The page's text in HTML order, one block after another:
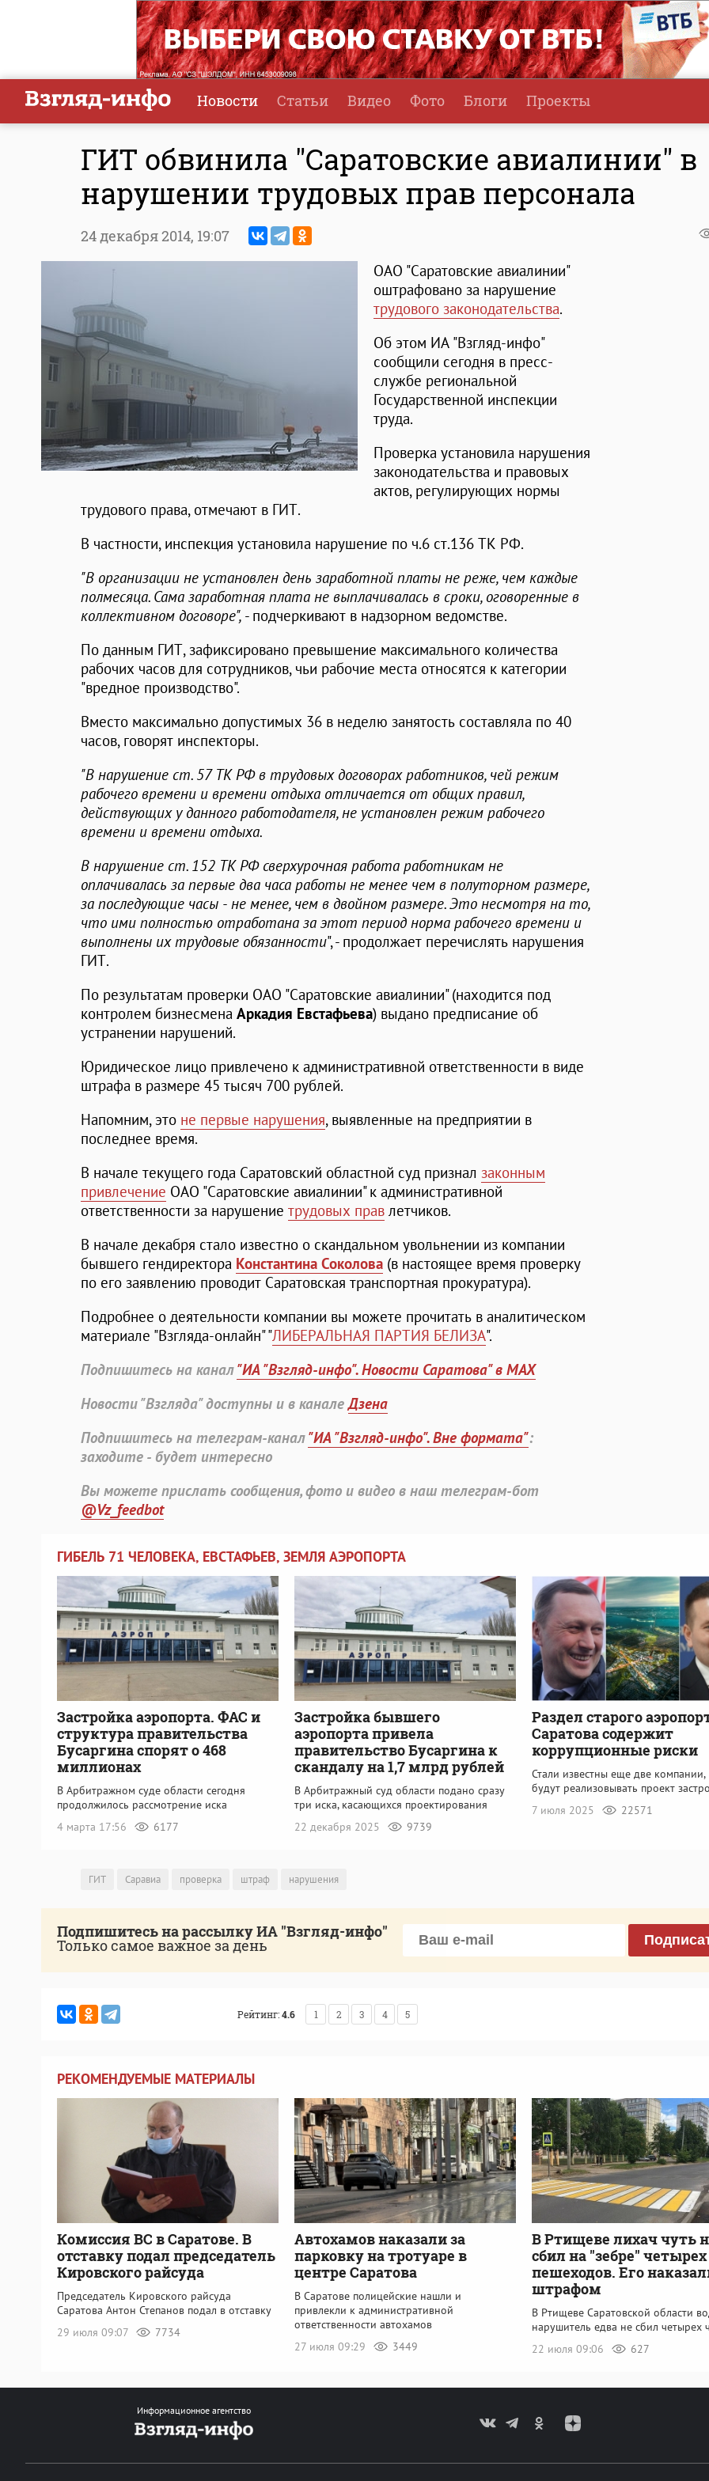
Новости Статьи Видео Фото Блоги Проекты
ГИТ обвинила "Саратовские авиалинии" в
нарушении трудовых прав персонала
24 декабря 2014, 19:07
ОАО "Саратовские авиалинии"
оштрафовано за нарушение
трудового законодательства.
Об этом ИА "Взгляд-инфо"
сообщили сегодня в пресс-
службе региональной
Государственной инспекции
труда.
Проверка установила нарушения
законодательства и правовых
актов, регулирующих нормы
трудового права, отмечают в ГИТ.
В частности, инспекция установила нарушение по ч.6 ст.136 ТК РФ.
"В организации не установлен день заработной платы не реже, чем каждые
полмесяца. Сама заработная плата не выплачивалась в сроки, оговоренные в
коллективном договоре", - подчеркивают в надзорном ведомстве.
По данным ГИТ, зафиксировано превышение максимального количества
рабочих часов для сотрудников, чьи рабочие места относятся к категории
"вредное производство".
Вместо максимально допустимых 36 в неделю занятость составляла по 40
часов, говорят инспекторы.
"В нарушение ст. 57 ТК РФ в трудовых договорах работников, чей режим
рабочего времени и времени отдыха отличается от общих правил,
действующих у данного работодателя, не установлен режим рабочего
времени и времени отдыха.
В нарушение ст. 152 ТК РФ сверхурочная работа работникам не
оплачивалась за первые два часа работы не менее чем в полуторном размере,
за последующие часы - не менее, чем в двойном размере. Это несмотря на то,
что ими полностью отработана за этот период норма рабочего времени и
выполнены их трудовые обязанности", - продолжает перечислять нарушения
ГИТ.
По результатам проверки ОАО "Саратовские авиалинии" (находится под
контролем бизнесмена Аркадия Евстафьева) выдано предписание об
устранении нарушений.
Юридическое лицо привлечено к административной ответственности в виде
штрафа в размере 45 тысяч 700 рублей.
Напомним, это не первые нарушения, выявленные на предприятии в
последнее время.
В начале текущего года Саратовский областной суд признал законным
привлечение ОАО "Саратовские авиалинии" к административной
ответственности за нарушение трудовых прав летчиков.
В начале декабря стало известно о скандальном увольнении из компании
бывшего гендиректора Константина Соколова (в настоящее время проверку
по его заявлению проводит Саратовская транспортная прокуратура).
Подробнее о деятельности компании вы можете прочитать в аналитическом
материале "Взгляда-онлайн" "ЛИБЕРАЛЬНАЯ ПАРТИЯ БЕЛИЗА".
Подпишитесь на канал"ИА "Взгляд-инфо". Новости Саратова" в MAX
Новости "Взгляда" доступны и в каналеДзена
Подпишитесь на телеграм-канал"ИА "Взгляд-инфо". Вне формата":
заходите - будет интересно
Вы можете прислать сообщения, фото и видео в наш телеграм-бот
@Vz_feedbot
ГИБЕЛЬ 71 ЧЕЛОВЕКА, ЕВСТАФЬЕВ, ЗЕМЛЯ АЭРОПОРТА
Застройка аэропорта. ФАС и
структура правительства
Бусаргина спорят о 468
миллионах
В Арбитражном суде области сегодня
продолжилось рассмотрение иска
4 марта 17:56
6177
Застройка бывшего
аэропорта привела
правительство Бусаргина к
скандалу на 1,7 млрд рублей
В Арбитражный суд области подано сразу
три иска, касающихся проектирования
22 декабря 2025
9739
Раздел старого
Саратова содержит
коррупционные риски
Стали известны еще две
будут реализовывать проект
7 июля 2025
22571
ГИТ Саравиа проверка штраф нарушения
Подпишитесь на рассылку ИА "Взгляд-инфо"
Только самое важное за день
Рейтинг:4.6 1 2 3 4 5
РЕКОМЕНДУЕМЫЕ МАТЕРИАЛЫ
Комиссия ВС в Саратове. В
отставку подал председатель
Кировского райсуда
Председатель Кировского райсуда
Саратова Антон Степанов подал в отставку
29 июля 09:07
7734
Автохамов наказали за
парковку на тротуаре в
центре Саратова
В Саратове полицейские нашли и
привлекли к административной
ответственности автохамов
27 июля 09:29
3449
В Ртищеве лихач чуть
сбил на "зебре" четырех
пешеходов. Его
штрафом
В Ртищеве Саратовской области
нарушитель едва не сбил четырех
22 июля 09:06
627
Информационное агентство